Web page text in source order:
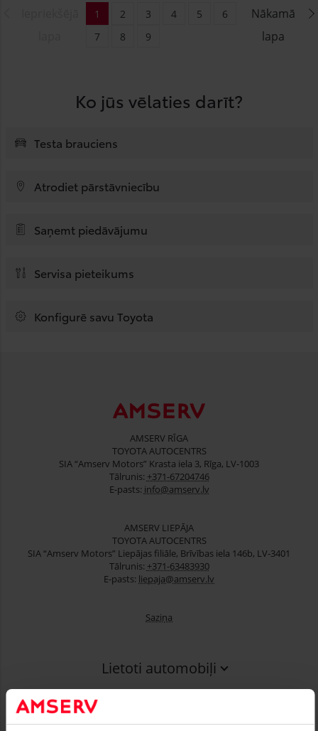
Nākamā
lapa
1 2 3 4 5
6
7
8 9
Ko jūs vēlaties darīt?
Testa brauciens
Atrodiet pārstāvniecību
Saņemt piedāvājumu
Servisa pieteikums
Konfigurē savu Toyota
AMSERV RĪGA
TOYOTA AUTOCENTRS
SIA “Amserv Motors” Krasta iela 3, Rīga, LV-1003
Tālrunis: +371-67204746
E-pasts: info@amserv.lv
AMSERV LIEPĀJA
TOYOTA AUTOCENTRS
SIA “Amserv Motors” Liepājas filiāle, Brīvības iela 146b, LV-3401
Tālrunis: +371-63483930
E-pasts: liepaja@amserv.lv
Saziņa
Lietoti automobiļi
Serviss